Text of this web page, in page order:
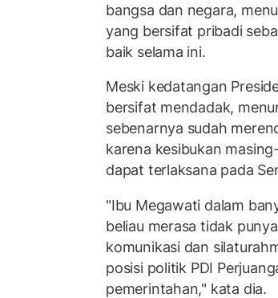
bangsa dan negara,
yang bersifat pribadi
baik selama ini.
Meski kedatangan
bersifat mendadak,
sebenarnya sudah
karena kesibukan
dapat terlaksana pada
"Ibu Megawati dalam
beliau merasa tidak
komunikasi dan
posisi politik PDI
pemerintahan," kata dia.